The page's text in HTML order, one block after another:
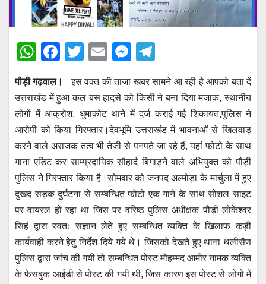
W
at
s
A
p
p
F
c
e
b
o
o
k
T
tt
er
E
ail
M
ss
e
n
g
er
el
e
gr
a
m
पौड़ी गढ़वाल।
इस वक्त की ताजा खबर सामने आ रही है आपको बता दें
उत्तराखंड में हुआ कल बस हादसे को किसी ने बना दिया मजाक, स्थानीय
लोगों में आक्रोश, धुमाकोट थाने में दर्ज कराई गई शिकायत,पुलिस ने
आरोपी को किया गिरफ्तार।देवभूमि उत्तराखंड में भावनाओं से खिलवाड़
करने वाले अराजक तत्व भी तेजी से पनपते जा रहे हैं, यहां फोटो के साथ
गाना एडिट कर साम्प्रदायिक सौहार्द बिगाड़ने वाले अभियुक्त को पौड़ी
पुलिस ने गिरफ्तार किया है।सोमवार को जनपद अल्मोड़ा के मार्चुला में हुए
दुखद सड़क दुर्घटना से सम्बन्धित फोटो एक गाने के साथ सोशल साइट
पर वायरल हो रहा था जिस पर वरिष्ठ पुलिस अधीक्षक पौड़ी लोकेश्वर
सिहं द्वारा स्वतः संज्ञान लेते हुए सम्बन्धित व्यक्ति के खिलाफ कड़ी
कार्यवाही करने हेतु निर्देश दिये गये थे। जिसको देखते हुए थाना थलीसैंण
पुलिस द्वारा जांच की गयी तो सम्बन्धित पोस्ट मोहम्मद आमीर नामक व्यक्ति
के फेसबुक आईडी से पोस्ट की गयी थी, जिस कारण इस पोस्ट से लोगो में